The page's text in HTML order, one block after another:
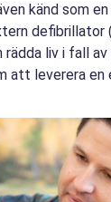
känd som en
defibrillator
rädda liv i fall
att leverera en